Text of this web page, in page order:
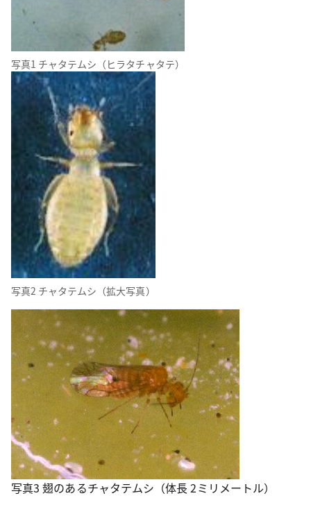
写真1 チャタテムシ（ヒラタチャタテ）
写真2 チャタテムシ（拡大写真）
写真3 翅のあるチャタテムシ（体長 2ミリメートル）